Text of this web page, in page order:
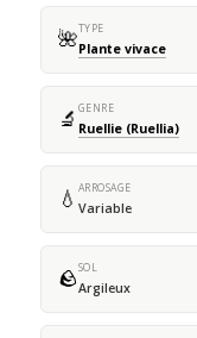
🌺TYPE
Plante vivace
🔬 GENRE
Ruellie (Ruellia)
💧 ARROSAGE
Variable
🪨SOL
Argileux